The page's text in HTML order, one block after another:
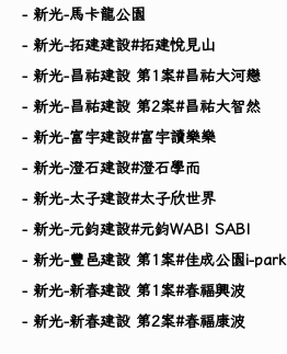
- 新光-馬卡龍公園
- 新光-拓建建設#拓建悅見山
- 新光-昌祐建設 第1案#昌祐大河戀
- 新光-昌祐建設 第2案#昌祐大智然
- 新光-富宇建設#富宇讀樂樂
- 新光-澄石建設#澄石學而
- 新光-太子建設#太子欣世界
- 新光-元鈞建設#元鈞WABI SABI
- 新光-豐邑建設 第1案#佳成公園i-park
- 新光-新春建設 第1案#春福興波
- 新光-新春建設 第2案#春福康波